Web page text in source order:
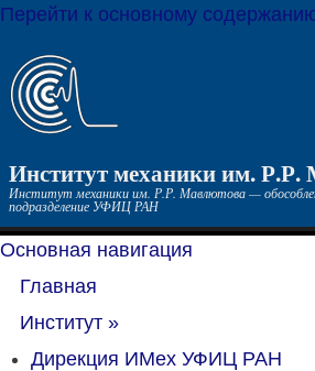
Перейти к основному
Институт механики им.
Институт механики им. Р.Р. Мавлютова —
подразделение УФИЦ РАН
Основная навигация
Главная
Институт »
Дирекция ИМех УФИЦ РАН